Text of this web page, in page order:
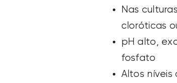
Nas
cloróticas
pH alto,
fosfato
Altos níveis